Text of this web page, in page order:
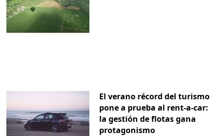
El verano récord del turismo
pone a prueba al rent-a-car:
la gestión de flotas gana
protagonismo